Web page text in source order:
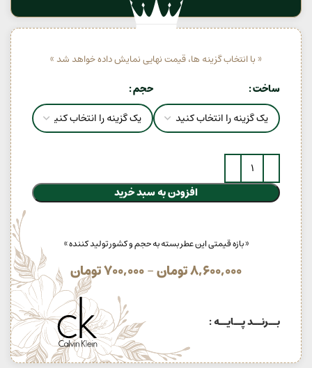
« با انتخاب گزینه ها، قیمت نهایی نمایش داده خواهد شد »
ساخت حجم
افزودن به سبد خرید
« بازه قیمتی این عطر بسته به حجم و کشور تولید کننده »
8,600,000تومان–
700,000تومان
بــرنــد پــایــه :